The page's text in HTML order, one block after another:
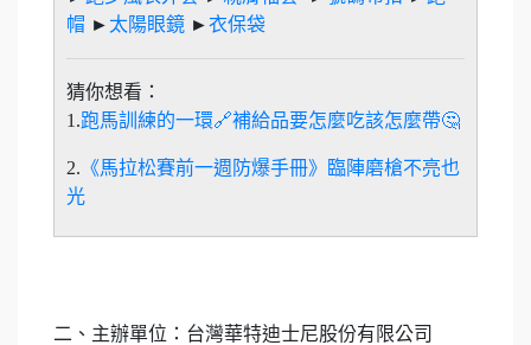
帽 ► 太陽眼鏡 ►衣保袋
猜你想看：
1.跑馬訓練的一環🔗補給品要怎麼吃該怎麼帶🤔
2. 《馬拉松賽前一週防爆手冊》臨陣磨槍不亮也
光
二、主辦單位：台灣華特迪士尼股份有限公司